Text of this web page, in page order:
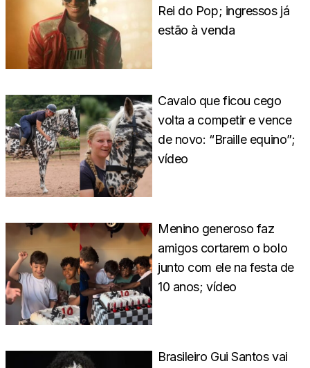
Rei do Pop; ingressos já
estão à venda
Cavalo que ficou cego
volta a competir e vence
de novo: “Braille equino”;
vídeo
Menino generoso faz
amigos cortarem o bolo
junto com ele na festa de
10 anos; vídeo
Brasileiro Gui Santos vai